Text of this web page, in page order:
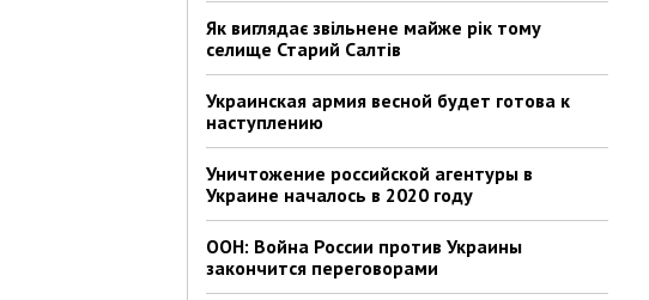
Як виглядає звільнене майже рік тому
селище Старий Салтів
Украинская армия весной будет готова к
наступлению
Уничтожение российской агентуры в
Украине началось в 2020 году
ООН: Война России против Украины
закончится переговорами